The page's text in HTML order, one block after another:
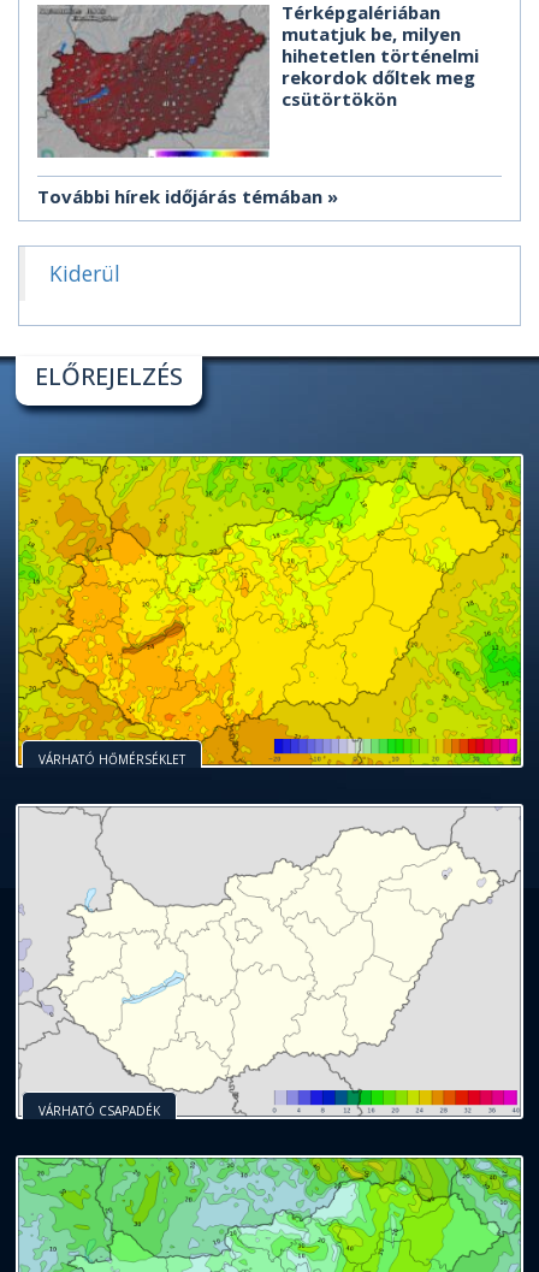
Térképgalériában
mutatjuk be, milyen
hihetetlen történelmi
rekordok dőltek meg
csütörtökön
További hírek időjárás témában
Kiderül
ELŐREJELZÉS
VÁRHATÓ HŐMÉRSÉKLET
VÁRHATÓ CSAPADÉK